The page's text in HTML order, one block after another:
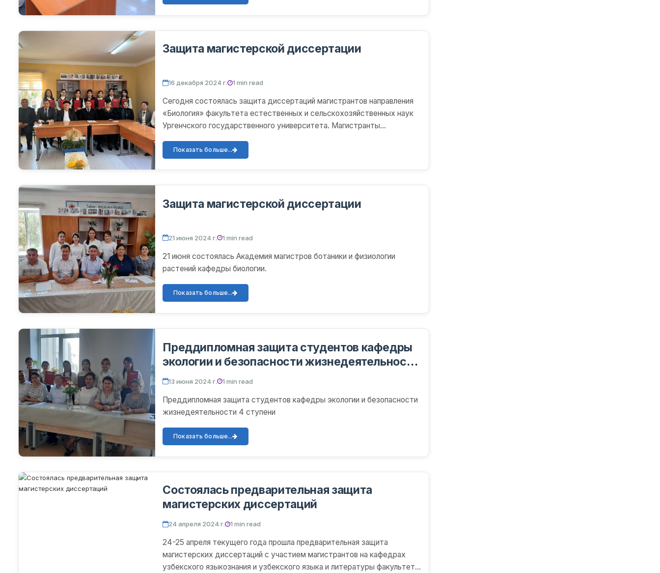
Защита магистерской диссертации
16 декабря 2024 г. 1 min read
Сегодня состоялась защита диссертаций магистрантов направления
«Биология» факультета естественных и сельскохозяйственных наук
Ургенчского государственного университета. Магистранты
Показать больше...
Защита магистерской диссертации
21 июня 2024 г. 1 min read
21 июня состоялась Академия магистров ботаники и физиологии
растений кафедры биологии.
Показать больше...
Преддипломная защита студентов кафедры
экологии и безопасности жизнедеятельности
4 ступени
13 июня 2024 г. 1 min read
Преддипломная защита студентов кафедры экологии и безопасности
жизнедеятельности 4 ступени
Показать больше...
Состоялась предварительная защита
магистерских диссертаций
24 апреля 2024 г. 1 min read
24-25 апреля текущего года прошла предварительная защита
магистерских диссертаций с участием магистрантов на кафедрах
узбекского языкознания и узбекского языка и литературы факультета